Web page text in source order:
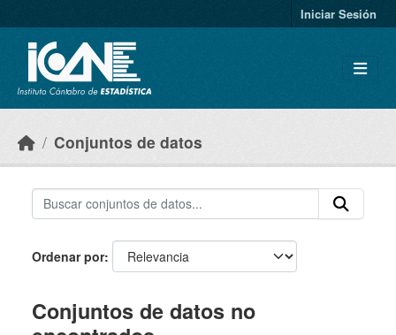
Iniciar Sesión
Conjuntos de datos
Ordenar por
Conjuntos de datos no